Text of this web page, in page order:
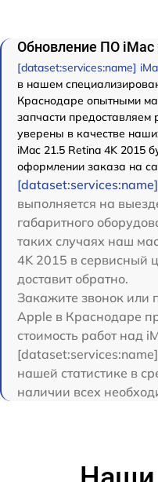
Обновление ПО iMac
[dataset:services:name]
в нашем
Краснодаре опытными
запчасти
уверены в качестве
iMac 21.5 Retina 4K 2015
оформлении заказа на
выполняется на
габаритного
таких случаях наш
4K 2015 в сервисный
доставит обратно.
Закажите звонок или
Apple в Краснодаре
стоимость работ над
нашей статистике в
наличии всех